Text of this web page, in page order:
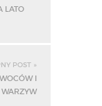
LATO
POST »
I
WARZYW